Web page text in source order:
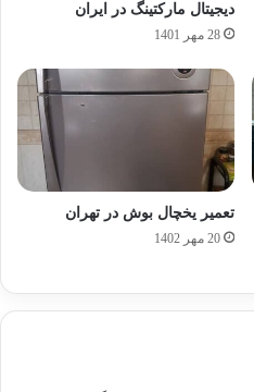
دیجیتال مارکتینگ در ایران
28 مهر 1401
تعمیر یخچال بوش در تهران
20 مهر 1402